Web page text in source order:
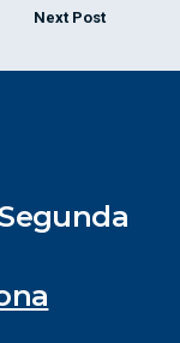
Next Post